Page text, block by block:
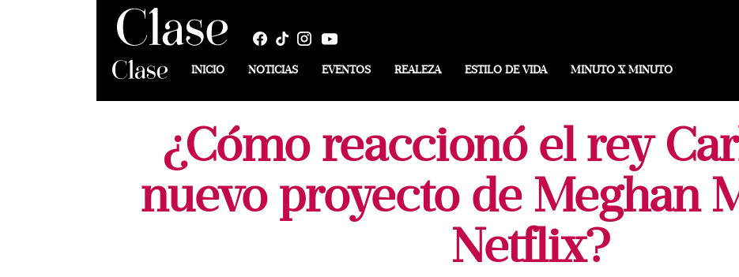
INICIO NOTICIAS EVENTOS REALEZA ESTILO DE VIDA MINUTO X MINUTO
¿Cómo reaccionó el rey
nuevo proyecto de Meghan
Netflix?